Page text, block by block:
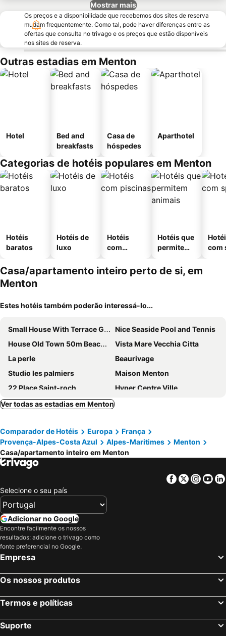
Mostrar mais
Os preços e a disponibilidade que recebemos dos sites de reserva
mudam frequentemente. Como tal, pode haver diferenças entre as
ofertas que consulta no trivago e os preços que estão disponíveis
nos sites de reserva.
Outras estadias em Menton
Hotel
Bed and
breakfasts
Casa de
hóspedes
Aparthotel
Categorias de hotéis populares em Menton
Hotéis
baratos
Hotéis de
luxo
Hotéis
com
Hotéis que
permitem
com
Casa/apartamento inteiro perto de si, em
Menton
Estes hotéis também poderão interessá-lo...
Small House With Terrace Garden 2-3 Persons
Nice Seaside Pool and Tennis
House Old Town 50m Beach&shop
Vista Mare Vecchia Citta
La perle
Beaurivage
Studio les palmiers
Maison Menton
22 Place Saint-roch
Hyper Centre Ville
La Petite Maison
Ver todas as estadias em Menton
Comparador de Hotéis Europa
França
Provença-Alpes-Costa Azul
Alpes-Maritimes
Menton
Casa/apartamento inteiro em Menton
Facebook
Twitter
Selecione o seu país
Adicionar no Google
Encontre facilmente os nossos
resultados: adicione o trivago como
fonte preferencial no Google.
Empresa
Os nossos produtos
Termos e políticas
Suporte